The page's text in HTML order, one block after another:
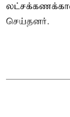
செய்தனர்.